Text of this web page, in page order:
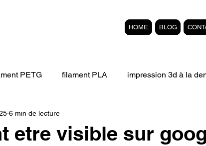
HOME BLOG
PETG filament PLA impression 3d à la
Filament 3D FLEXIBLE
etre visible sur
6 min de lecture